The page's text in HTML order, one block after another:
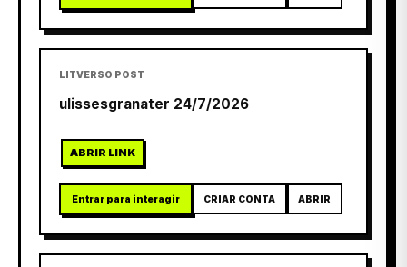
LITVERSO POST
ulissesgranater 24/7/2026
ABRIR LINK
Entrar para interagir CRIAR CONTA ABRIR